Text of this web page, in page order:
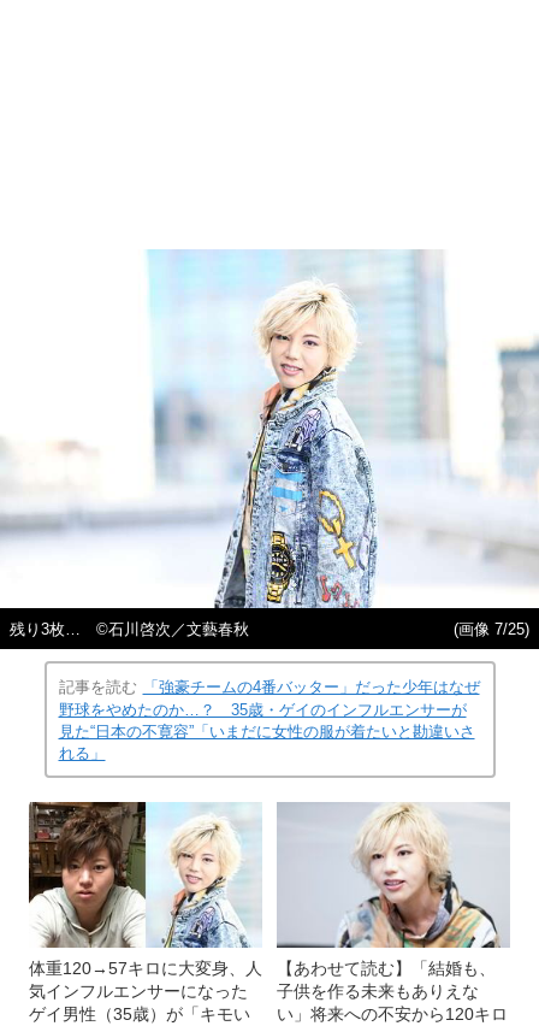
残り3枚… ©石川啓次／文藝春秋 (画像 7/25)
記事を読む
「強豪チームの4番バッター」だった少年はなぜ
野球をやめたのか…？ 35歳・ゲイのインフルエンサーが
見た“日本の不寛容”「いまだに女性の服が着たいと勘違いさ
れる」
体重120→57キロに大変身、人
気インフルエンサーになった
ゲイ男性（35歳）が「キモい
【あわせて読む】「結婚も、
子供を作る未来もありえな
い」将来への不安から120キロ